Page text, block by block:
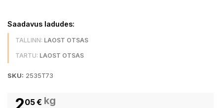
Saadavus ladudes:
TALLINN: LAOST OTSAS
TARTU: LAOST OTSAS
SKU: 2535T73
05€ kg